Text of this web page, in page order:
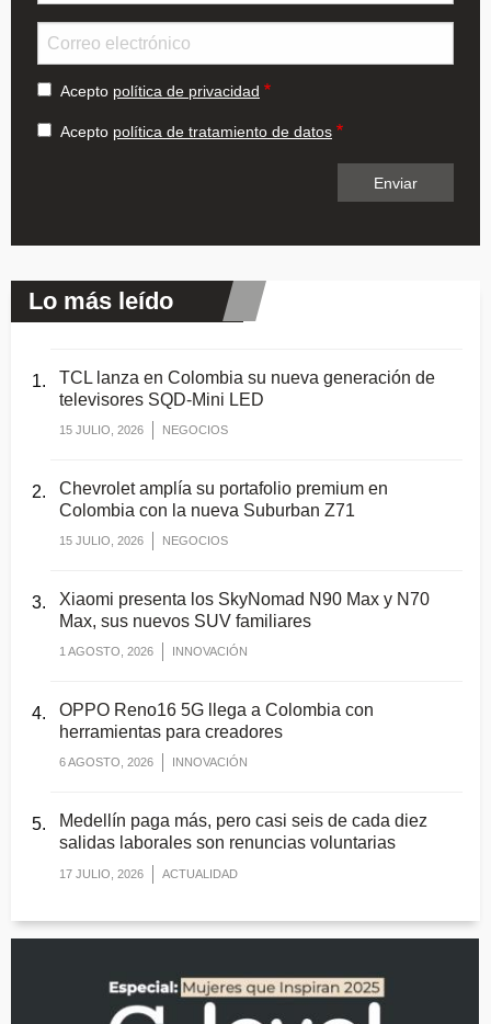
Acepto política de privacidad
Acepto política de tratamiento de datos
Lo más leído
TCL lanza en Colombia su nueva generación de
televisores SQD-Mini LED
15 JULIO, 2026 NEGOCIOS
Chevrolet amplía su portafolio premium en
Colombia con la nueva Suburban Z71
15 JULIO, 2026 NEGOCIOS
Xiaomi presenta los SkyNomad N90 Max y N70
Max, sus nuevos SUV familiares
1 AGOSTO, 2026 INNOVACIÓN
OPPO Reno16 5G llega a Colombia con
herramientas para creadores
6 AGOSTO, 2026 INNOVACIÓN
Medellín paga más, pero casi seis de cada diez
salidas laborales son renuncias voluntarias
17 JULIO, 2026 ACTUALIDAD